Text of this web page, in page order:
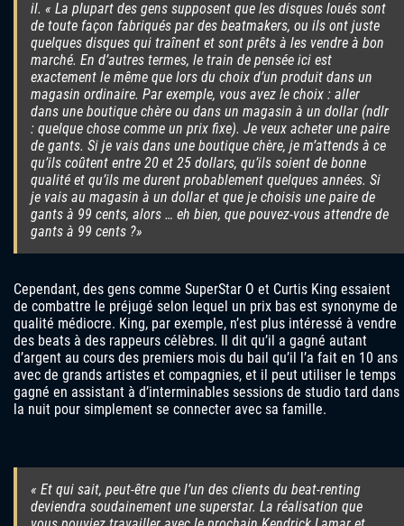
il. « La plupart des gens supposent que les disques loués sont
de toute façon fabriqués par des beatmakers, ou ils ont juste
quelques disques qui traînent et sont prêts à les vendre à bon
marché. En d’autres termes, le train de pensée ici est
exactement le même que lors du choix d’un produit dans un
magasin ordinaire. Par exemple, vous avez le choix : aller
dans une boutique chère ou dans un magasin à un dollar (ndlr
: quelque chose comme un prix fixe). Je veux acheter une paire
de gants. Si je vais dans une boutique chère, je m’attends à ce
qu’ils coûtent entre 20 et 25 dollars, qu’ils soient de bonne
qualité et qu’ils me durent probablement quelques années. Si
je vais au magasin à un dollar et que je choisis une paire de
gants à 99 cents, alors … eh bien, que pouvez-vous attendre de
gants à 99 cents ?»
Cependant, des gens comme SuperStar O et Curtis King essaient
de combattre le préjugé selon lequel un prix bas est synonyme de
qualité médiocre. King, par exemple, n’est plus intéressé à vendre
des beats à des rappeurs célèbres. Il dit qu’il a gagné autant
d’argent au cours des premiers mois du bail qu’il l’a fait en 10 ans
avec de grands artistes et compagnies, et il peut utiliser le temps
gagné en assistant à d’interminables sessions de studio tard dans
la nuit pour simplement se connecter avec sa famille.
« Et qui sait, peut-être que l’un des clients du beat-renting
deviendra soudainement une superstar. La réalisation que